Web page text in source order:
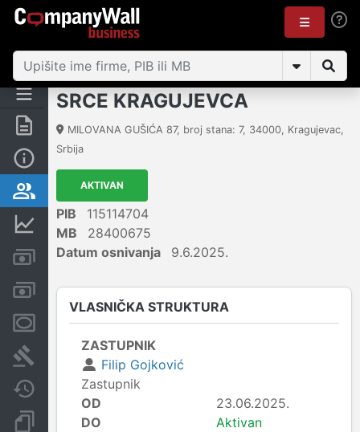
Rezime
Osnovni podaci
Vlasnička struktura
Kreditni limit kompanije
Računi i blokade
Menice i zaloge
Sudski sporovi
Javne nabavke
Dokumenti i objave
SRCE KRAGUJEVCA
MILOVANA GUŠIĆA 87, broj stana: 7, 34000, Kragujevac,
Srbija
AKTIVAN
PIB
115114704
MB
28400675
Datum osnivanja
9.6.2025.
VLASNIČKA STRUKTURA
ZASTUPNIK
Filip Gojković
Zastupnik
OD
23.06.2025.
DO
Aktivan